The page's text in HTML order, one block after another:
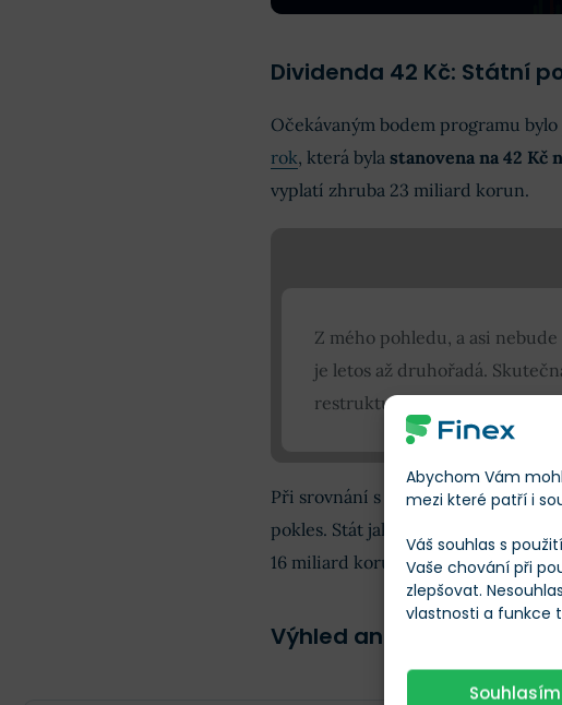
Abychom Vám
mezi které patří i
Váš souhlas s
Vaše chování při
zlepšovat.
vlastnosti a funkce
Souhlasím
Dividenda 42 Kč: Státní
Očekávaným bodem programu bylo
rok, která byla stanovena na 42 Kč
vyplatí zhruba 23 miliard korun.
Z mého pohledu, a asi
je letos až druhořadá.
restrukturalizace a budoucímu
Při srovnání s loňským rokem, kdy
pokles. Stát jako majoritní vlastník
16 miliard korun, které zamíří do
Výhled analytiků na akcie